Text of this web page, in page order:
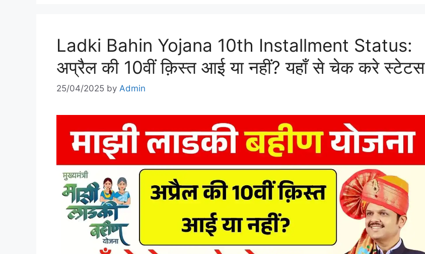
Ladki Bahin Yojana 10th Installment Status:
अप्रैल की 10वीं क़िस्त आई या नहीं? यहाँ से चेक करे स्टेटस
25/04/2025 by Admin